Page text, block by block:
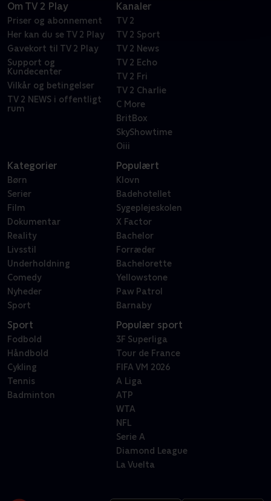
Om TV 2 Play
Priser og abonnement
Her kan du se TV 2 Play
Gavekort til TV 2 Play
Support og
Kundecenter
Vilkår og betingelser
TV 2 NEWS i offentligt
rum
Kanaler
TV 2
TV 2 Sport
TV 2 News
TV 2 Echo
TV 2 Fri
TV 2 Charlie
C More
BritBox
SkyShowtime
Oiii
Kategorier
Børn
Serier
Film
Dokumentar
Reality
Livsstil
Underholdning
Comedy
Nyheder
Sport
Populært
Klovn
Badehotellet
Sygeplejeskolen
X Factor
Bachelor
Forræder
Bachelorette
Yellowstone
Paw Patrol
Barnaby
Sport
Fodbold
Håndbold
Cykling
Tennis
Badminton
Populær sport
3F Superliga
Tour de France
FIFA VM 2026
A Liga
ATP
WTA
NFL
Serie A
Diamond League
La Vuelta